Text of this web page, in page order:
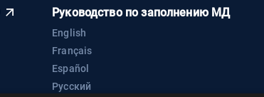
Руководство по заполнению МД
English
Français
Español
Русский